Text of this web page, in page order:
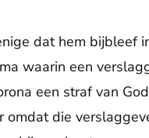
dat hem bijbleef
waarin een
een straf van
die